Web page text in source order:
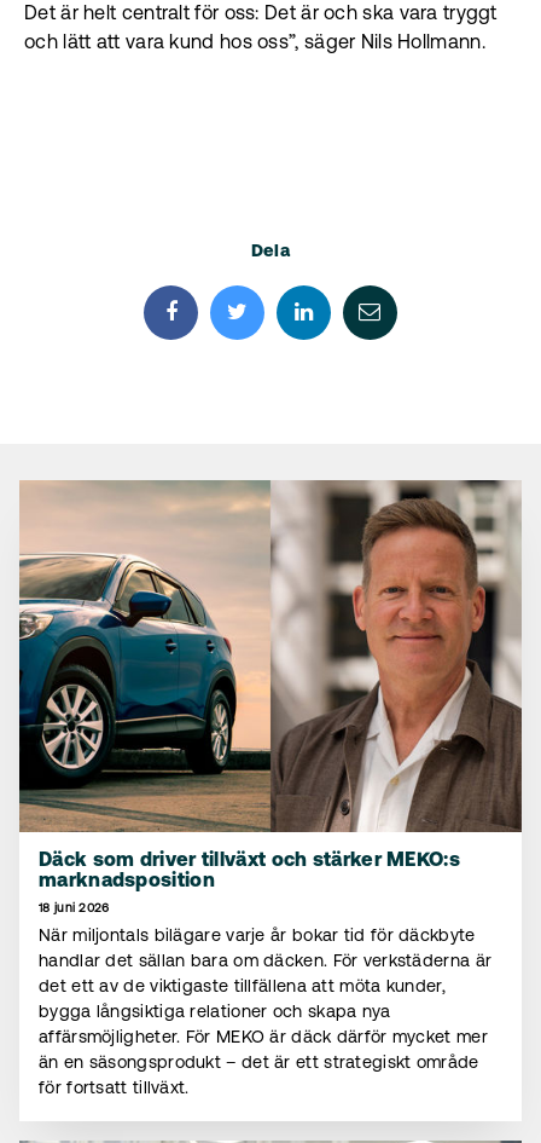
Det är helt centralt för oss: Det är och ska vara tryggt
och lätt att vara kund hos oss”, säger Nils Hollmann.
Dela
Däck som driver tillväxt och stärker MEKO:s
marknadsposition
18 juni 2026
När miljontals bilägare varje år bokar tid för däckbyte
handlar det sällan bara om däcken. För verkstäderna är
det ett av de viktigaste tillfällena att möta kunder,
bygga långsiktiga relationer och skapa nya
affärsmöjligheter. För MEKO är däck därför mycket mer
än en säsongsprodukt – det är ett strategiskt område
för fortsatt tillväxt.